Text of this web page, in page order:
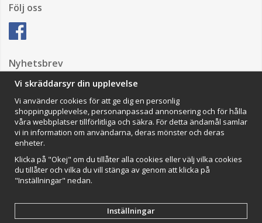
Följ oss
Nyhetsbrev
Impressum
VAMOS Commerce AB
Organisationsnummer: 559502-0453
Vi skräddarsyr din upplevelse
Vi använder cookies för att ge dig en personlig
shoppingupplevelse, personanpassad annonsering och för hålla
våra webbplatser tillförlitliga och säkra. För detta ändamål samlar
vi in information om användarna, deras mönster och deras
enheter.
Klicka på "Okej" om du tillåter alla cookies eller välj vilka cookies
du tillåter och vilka du vill stänga av genom att klicka på
"Inställningar" nedan.
Inställningar